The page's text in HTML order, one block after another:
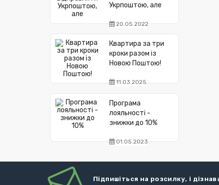
Укрпоштою, але
20.05.2022
Квартира за три
кроки разом із
Новою Поштою!
11.03.2025
Програма
лояльності -
знижки до 10%
01.05.2023
Підпишіться на розсилку, і